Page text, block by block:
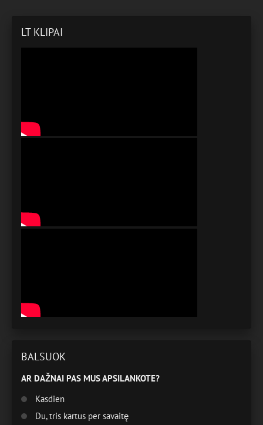
LT KLIPAI
BALSUOK
AR DAŽNAI PAS MUS APSILANKOTE?
Kasdien
Du, tris kartus per savaitę